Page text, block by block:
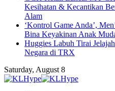
Kesihatan & Kecantikan
Alam
‘Kontrol Game Anda’,
Bina Keyakinan Anak
Huggies Labuh Tirai
Negara di TRX
Saturday, August 8